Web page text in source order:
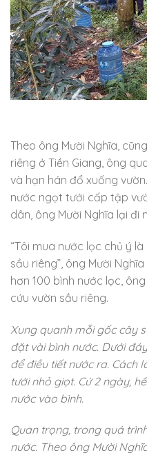
Theo ông Mười Nghĩa,
riêng ở Tiền Giang, ông
và hạn hán đổ xuống
nước ngọt tưới cấp tập
dân, ông Mười Nghĩa lại đi
“Tôi mua nước lọc chủ ý
sầu riêng”, ông Mười
hơn 100 bình nước lọc,
cứu vườn sầu riêng.
Xung quanh mỗi gốc cây
đặt vài bình nước. Dưới
để điều tiết nước ra. Cách
tưới nhỏ giọt. Cứ 2 ngày,
nước vào bình.
Quan trọng, trong quá
nước. Theo ông Mười